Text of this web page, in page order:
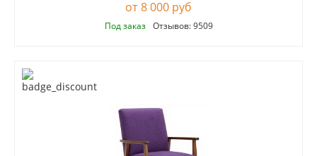
8 000 руб
Под заказ Отзывов: 9509